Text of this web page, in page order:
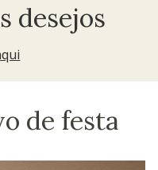
desejos
de festa